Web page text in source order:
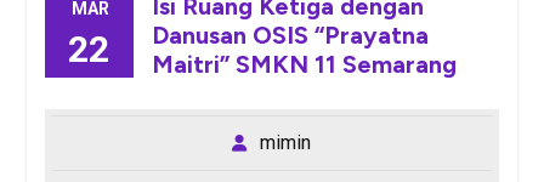
MAR
22
Isi Ruang Ketiga dengan
Danusan OSIS “Prayatna
Maitri” SMKN 11 Semarang
mimin